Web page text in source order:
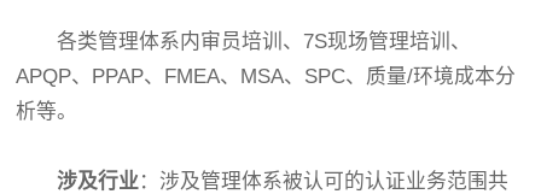
各类管理体系内审员培训、7S现场管理培训、
APQP、PPAP、FMEA、MSA、SPC、质量/环境成本分
析等。
涉及行业：涉及管理体系被认可的认证业务范围共